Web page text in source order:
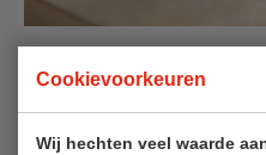
Cookievoorkeuren
Wij hechten veel waarde
Missie van Ovidias
Het